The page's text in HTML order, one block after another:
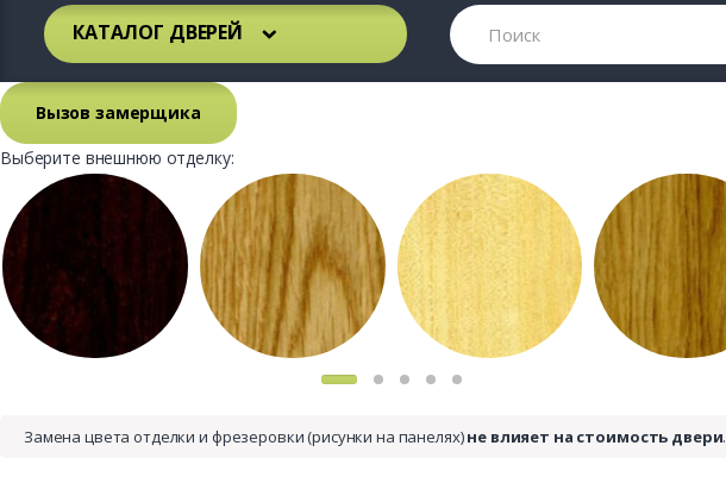
КАТАЛОГ ДВЕРЕЙ
Вызов замерщика
Выберите внешнюю отделку:
Замена цвета отделки и фрезеровки (рисунки на панелях)не влияет на стоимость двери.